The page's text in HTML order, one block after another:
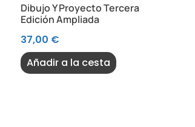
Dibujo Y Proyecto Tercera
Edición Ampliada
37,00 €
Añadir a la cesta